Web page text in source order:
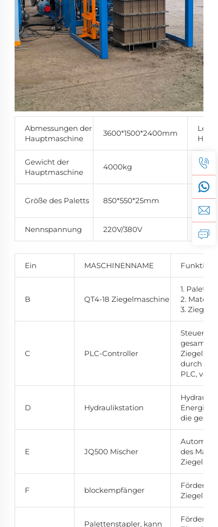
Abmessungen der
Hauptmaschine
3600*1500*2400mm
Gewicht der
Hauptmaschine
4000kg
Größe des Paletts 850*550*25mm
Nennspannung 220V/380V
Ein MASCHINENNAME Funktion
B QT4-18 Ziegelmaschine
1.
2.
3. Ziegel-
C PLC-Controller
gesamten
durch
PLC,
D Hydraulikstation
die
E JQ500 Mischer
des
F blockempfänger
Fördern
Ziegel
Palettenstapler, kann
Fördern